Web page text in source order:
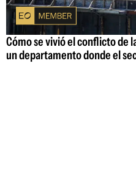
Cómo se vivió el conflicto de
un departamento donde el